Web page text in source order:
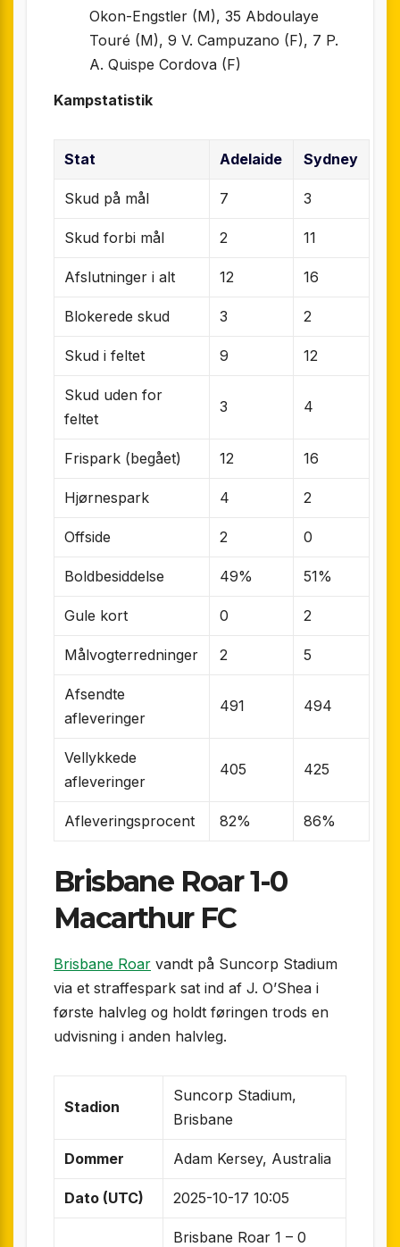
Okon-Engstler (M), 35 Abdoulaye
Touré (M), 9 V. Campuzano (F), 7 P.
A. Quispe Cordova (F)
Kampstatistik
Stat Adelaide Sydney
Skud på mål 7 3
Skud forbi mål 2 11
Afslutninger i alt 12 16
Blokerede skud 3 2
Skud i feltet 9 12
Skud uden for
feltet
3 4
Frispark (begået) 12 16
Hjørnespark 4 2
Offside 2 0
Boldbesiddelse 49% 51%
Gule kort 0 2
Målvogterredninger 2 5
Afsendte
afleveringer
491 494
Vellykkede
afleveringer
405 425
Afleveringsprocent 82% 86%
Brisbane Roar 1-0
Macarthur FC
Brisbane Roar vandt på Suncorp Stadium
via et straffespark sat ind af J. O’Shea i
første halvleg og holdt føringen trods en
udvisning i anden halvleg.
Stadion
Suncorp Stadium,
Brisbane
Dommer Adam Kersey, Australia
Dato (UTC) 2025-10-17 10:05
Brisbane Roar 1 – 0